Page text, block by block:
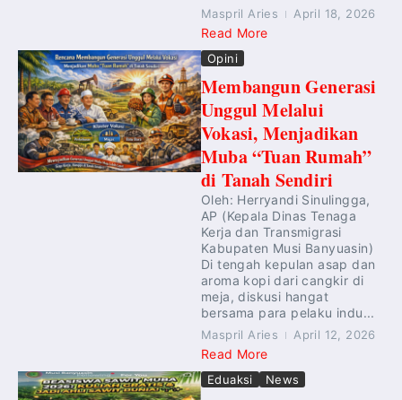
Maspril Aries April 18, 2026
Read More
Opini
Membangun Generasi
Unggul Melalui
Vokasi, Menjadikan
Muba “Tuan Rumah”
di Tanah Sendiri
Oleh: Herryandi Sinulingga,
AP (Kepala Dinas Tenaga
Kerja dan Transmigrasi
Kabupaten Musi Banyuasin)
Di tengah kepulan asap dan
aroma kopi dari cangkir di
meja, diskusi hangat
bersama para pelaku indu...
Maspril Aries April 12, 2026
Read More
Eduaksi News